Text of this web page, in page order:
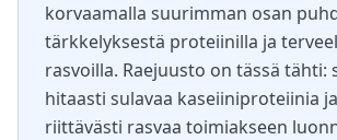
korvaamalla suurimman osan
tärkkelyksestä proteiinilla ja
rasvoilla. Raejuusto on tässä tähti:
hitaasti sulavaa kaseiiniproteiinia
riittävästi rasvaa toimiakseen